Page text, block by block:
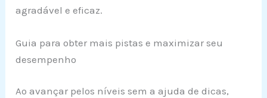
agradável e eficaz.
Guia para obter mais pistas e maximizar seu
desempenho
Ao avançar pelos níveis sem a ajuda de dicas,